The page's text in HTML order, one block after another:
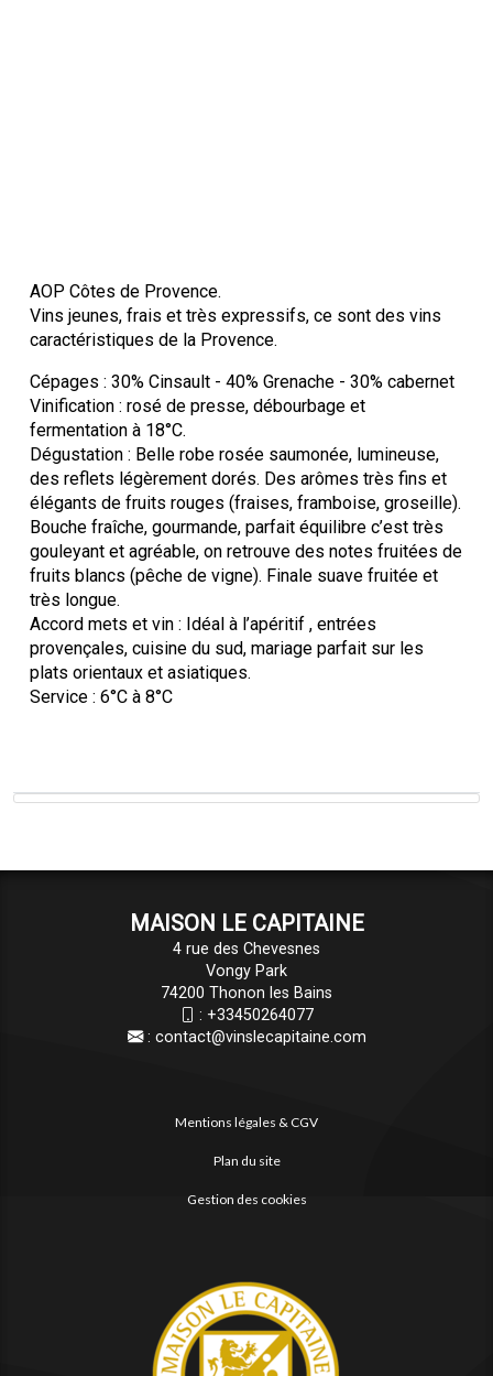
AOP Côtes de Provence.
Vins jeunes, frais et très expressifs, ce sont des vins
caractéristiques de la Provence.
Cépages : 30% Cinsault - 40% Grenache - 30% cabernet
Vinification : rosé de presse, débourbage et
fermentation à 18°C.
Dégustation : Belle robe rosée saumonée, lumineuse,
des reflets légèrement dorés. Des arômes très fins et
élégants de fruits rouges (fraises, framboise, groseille).
Bouche fraîche, gourmande, parfait équilibre c’est très
gouleyant et agréable, on retrouve des notes fruitées de
fruits blancs (pêche de vigne). Finale suave fruitée et
très longue.
Accord mets et vin : Idéal à l’apéritif , entrées
provençales, cuisine du sud, mariage parfait sur les
plats orientaux et asiatiques.
Service : 6°C à 8°C
MAISON LE CAPITAINE
4 rue des Chevesnes
Vongy Park
74200 Thonon les Bains
: +33450264077
: contact@vinslecapitaine.com
Mentions légales & CGV
Plan du site
Gestion des cookies